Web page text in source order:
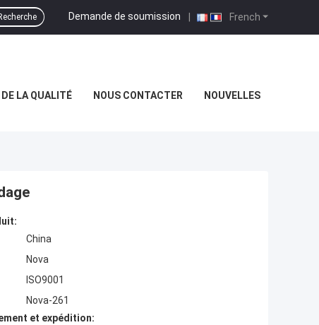
French
Demande de soumission |
LA QUALITÉ NOUS CONTACTER NOUVELLES
China
Nova
ISO9001
Nova-261
et expédition: